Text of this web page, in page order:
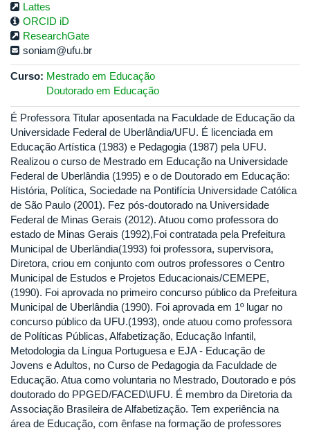
Lattes
ORCID iD
ResearchGate
soniam@ufu.br
Curso: Mestrado em Educação
Doutorado em Educação
É Professora Titular aposentada na Faculdade de Educação da
Universidade Federal de Uberlândia/UFU. É licenciada em
Educação Artística (1983) e Pedagogia (1987) pela UFU.
Realizou o curso de Mestrado em Educação na Universidade
Federal de Uberlândia (1995) e o de Doutorado em Educação:
História, Política, Sociedade na Pontifícia Universidade Católica
de São Paulo (2001). Fez pós-doutorado na Universidade
Federal de Minas Gerais (2012). Atuou como professora do
estado de Minas Gerais (1992),Foi contratada pela Prefeitura
Municipal de Uberlândia(1993) foi professora, supervisora,
Diretora, criou em conjunto com outros professores o Centro
Municipal de Estudos e Projetos Educacionais/CEMEPE,
(1990). Foi aprovada no primeiro concurso público da Prefeitura
Municipal de Uberlândia (1990). Foi aprovada em 1º lugar no
concurso público da UFU.(1993), onde atuou como professora
de Políticas Públicas, Alfabetização, Educação Infantil,
Metodologia da Língua Portuguesa e EJA - Educação de
Jovens e Adultos, no Curso de Pedagogia da Faculdade de
Educação. Atua como voluntaria no Mestrado, Doutorado e pós
doutorado do PPGED/FACED\UFU. É membro da Diretoria da
Associação Brasileira de Alfabetização. Tem experiência na
área de Educação, com ênfase na formação de professores